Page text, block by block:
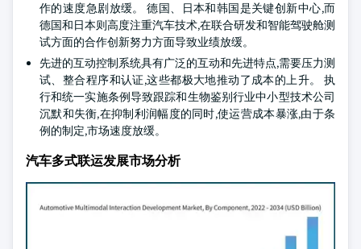
作的速度急剧放缓。 德国、日本和韩国是关键创新中心,而
德国和日本则高度注重汽车技术,在联合研发和智能驾驶舱测
试方面的合作创新努力方面导致业绩放缓。
先进的互动控制系统具有广泛的互动和先进特点,需要压力测
试、整合程序和认证,这些都极大地推动了成本的上升。 执
行和统一实施条例导致跟踪和生物鉴别行业中小型技术公司
沉默和失衡,在抑制利润幅度的同时,使运营成本暴涨,由于条
例的制定,市场速度放缓。
汽车多式联运发展市场分析